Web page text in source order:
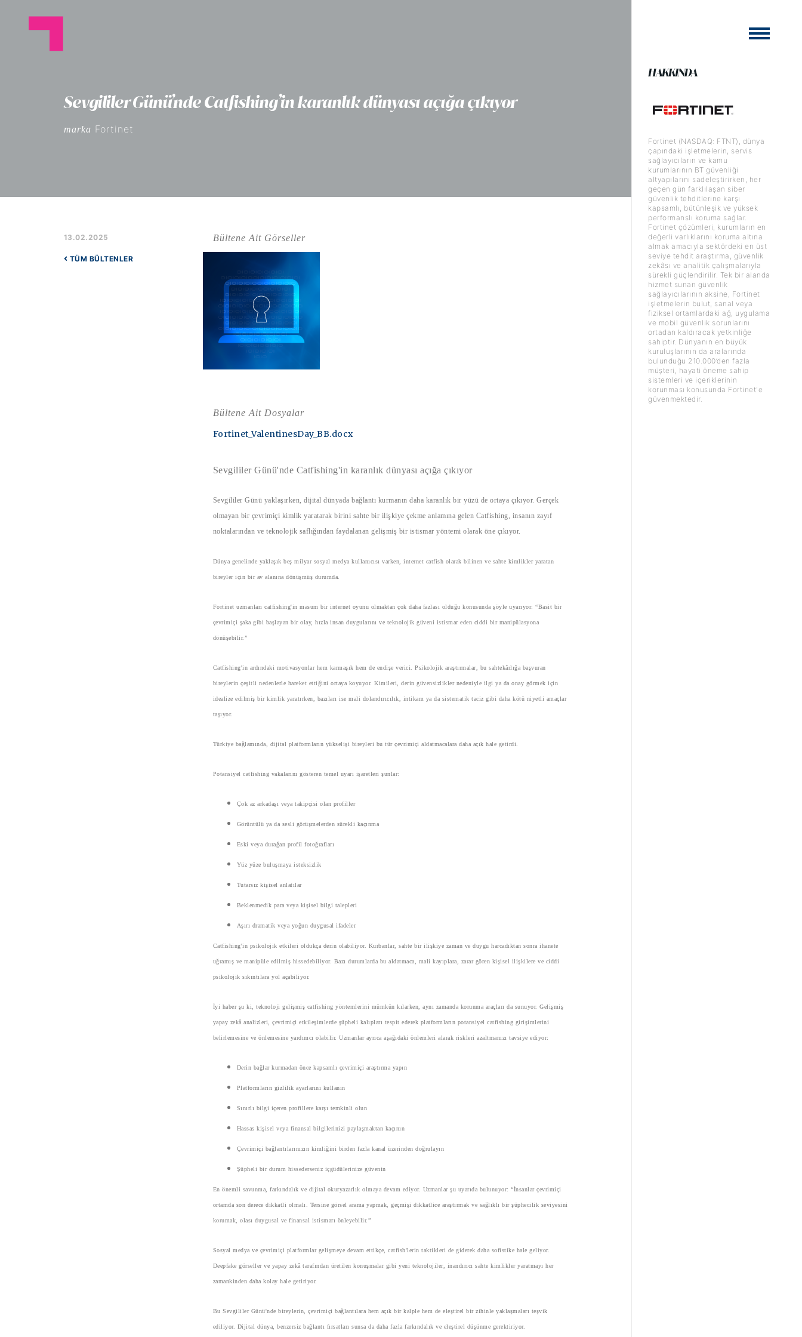
Sevgililer Günü’nde Catfishing’in karanlık dünyası açığa çıkıyor
marka Fortinet
13.02.2025
TÜM BÜLTENLER
Bültene Ait Görseller
Bültene Ait Dosyalar
Fortinet_ValentinesDay_BB.docx
Sevgililer Günü'nde Catfishing'in karanlık dünyası açığa çıkıyor
Sevgililer Günü yaklaşırken, dijital dünyada bağlantı kurmanın daha karanlık bir yüzü de ortaya çıkıyor. Gerçek
olmayan bir çevrimiçi kimlik yaratarak birini sahte bir ilişkiye çekme anlamına gelen Catfishing, insanın zayıf
noktalarından ve teknolojik saflığından faydalanan gelişmiş bir istismar yöntemi olarak öne çıkıyor.
Dünya genelinde yaklaşık beş milyar sosyal medya kullanıcısı varken, internet catfish olarak bilinen ve sahte kimlikler yaratan
bireyler için bir av alanına dönüşmüş durumda.
Fortinet uzmanları catfishing'in masum bir internet oyunu olmaktan çok daha fazlası olduğu konusunda şöyle uyarıyor: “Basit bir
çevrimiçi şaka gibi başlayan bir olay, hızla insan duygularını ve teknolojik güveni istismar eden ciddi bir manipülasyona
dönüşebilir.”
Catfishing'in ardındaki motivasyonlar hem karmaşık hem de endişe verici. Psikolojik araştırmalar, bu sahtekârlığa başvuran
bireylerin çeşitli nedenlerle hareket ettiğini ortaya koyuyor. Kimileri, derin güvensizlikler nedeniyle ilgi ya da onay görmek için
idealize edilmiş bir kimlik yaratırken, bazıları ise mali dolandırıcılık, intikam ya da sistematik taciz gibi daha kötü niyetli amaçlar
taşıyor.
Türkiye bağlamında, dijital platformların yükselişi bireyleri bu tür çevrimiçi aldatmacalara daha açık hale getirdi.
Potansiyel catfishing vakalarını gösteren temel uyarı işaretleri şunlar:
Çok az arkadaşı veya takipçisi olan profiller
Görüntülü ya da sesli görüşmelerden sürekli kaçınma
Eski veya durağan profil fotoğrafları
Yüz yüze buluşmaya isteksizlik
Tutarsız kişisel anlatılar
Beklenmedik para veya kişisel bilgi talepleri
Aşırı dramatik veya yoğun duygusal ifadeler
Catfishing'in psikolojik etkileri oldukça derin olabiliyor. Kurbanlar, sahte bir ilişkiye zaman ve duygu harcadıktan sonra ihanete
uğramış ve manipüle edilmiş hissedebiliyor. Bazı durumlarda bu aldatmaca, mali kayıplara, zarar gören kişisel ilişkilere ve ciddi
psikolojik sıkıntılara yol açabiliyor.
İyi haber şu ki, teknoloji gelişmiş catfishing yöntemlerini mümkün kılarken, aynı zamanda korunma araçları da sunuyor. Gelişmiş
yapay zekâ analizleri, çevrimiçi etkileşimlerde şüpheli kalıpları tespit ederek platformların potansiyel catfishing girişimlerini
belirlemesine ve önlemesine yardımcı olabilir. Uzmanlar ayrıca aşağıdaki önlemleri alarak riskleri azaltmanızı tavsiye ediyor:
Derin bağlar kurmadan önce kapsamlı çevrimiçi araştırma yapın
Platformların gizlilik ayarlarını kullanın
Sınırlı bilgi içeren profillere karşı temkinli olun
Hassas kişisel veya finansal bilgilerinizi paylaşmaktan kaçının
Çevrimiçi bağlantılarınızın kimliğini birden fazla kanal üzerinden doğrulayın
Şüpheli bir durum hissederseniz içgüdülerinize güvenin
En önemli savunma, farkındalık ve dijital okuryazarlık olmaya devam ediyor. Uzmanlar şu uyarıda bulunuyor: “İnsanlar çevrimiçi
ortamda son derece dikkatli olmalı. Tersine görsel arama yapmak, geçmişi dikkatlice araştırmak ve sağlıklı bir şüphecilik seviyesini
korumak, olası duygusal ve finansal istismarı önleyebilir.”
Sosyal medya ve çevrimiçi platformlar gelişmeye devam ettikçe, catfish'lerin taktikleri de giderek daha sofistike hale geliyor.
Deepfake görseller ve yapay zekâ tarafından üretilen konuşmalar gibi yeni teknolojiler, inandırıcı sahte kimlikler yaratmayı her
zamankinden daha kolay hale getiriyor.
Bu Sevgililer Günü'nde bireylerin, çevrimiçi bağlantılara hem açık bir kalple hem de eleştirel bir zihinle yaklaşmaları teşvik
ediliyor. Dijital dünya, benzersiz bağlantı fırsatları sunsa da daha fazla farkındalık ve eleştirel düşünme gerektiriyor.
HAKKINDA
Fortinet (NASDAQ: FTNT), dünya
çapındaki işletmelerin, servis
sağlayıcıların ve kamu
kurumlarının BT güvenliği
altyapılarını sadeleştirirken, her
geçen gün farklılaşan siber
güvenlik tehditlerine karşı
kapsamlı, bütünleşik ve yüksek
performanslı koruma sağlar.
Fortinet çözümleri, kurumların en
değerli varlıklarını koruma altına
almak amacıyla sektördeki en üst
seviye tehdit araştırma, güvenlik
zekâsı ve analitik çalışmalarıyla
sürekli güçlendirilir. Tek bir alanda
hizmet sunan güvenlik
sağlayıcılarının aksine, Fortinet
işletmelerin bulut, sanal veya
fiziksel ortamlardaki ağ, uygulama
ve mobil güvenlik sorunlarını
ortadan kaldıracak yetkinliğe
sahiptir. Dünyanın en büyük
kuruluşlarının da aralarında
bulunduğu 210.000’den fazla
müşteri, hayati öneme sahip
sistemleri ve içeriklerinin
korunması konusunda Fortinet'e
güvenmektedir.